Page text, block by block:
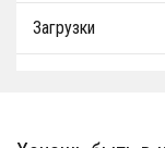
Загрузки